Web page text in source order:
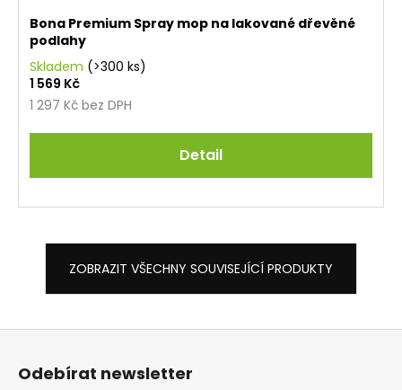
Bona Premium Spray mop na lakované dřevěné
podlahy
Skladem (>300 ks)
1 297 Kč bez DPH
1 569 Kč
Detail
ZOBRAZIT VŠECHNY SOUVISEJÍCÍ PRODUKTY
Odebírat newsletter